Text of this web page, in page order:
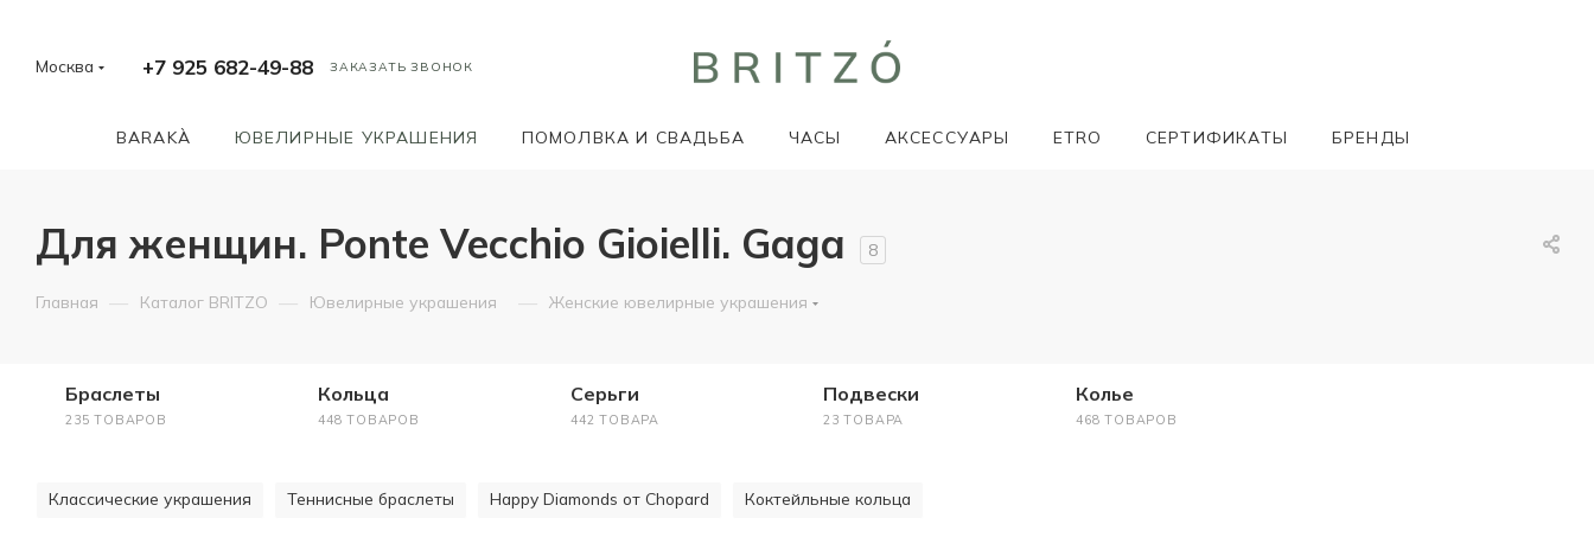
Москва +7 925 682-49-88 ЗАКАЗАТЬ ЗВОНОК
BARAKÀ ЮВЕЛИРНЫЕ УКРАШЕНИЯ ПОМОЛВКА И СВАДЬБА ЧАСЫ АКСЕССУАРЫ ETRO СЕРТИФИКАТЫ БРЕНДЫ
Для женщин. Ponte Vecchio Gioielli. Gaga 8
Главная — Каталог BRITZO — Ювелирные украшения — Женские ювелирные украшения
Браслеты
235 ТОВАРОВ
Кольца
448 ТОВАРОВ
Серьги
442 ТОВАРА
Подвески
23 ТОВАРА
Колье
468 ТОВАРОВ
Классические украшения Теннисные браслеты Happy Diamonds от Chopard Коктейльные кольца